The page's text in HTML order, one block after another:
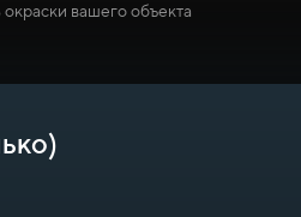
вашего объекта